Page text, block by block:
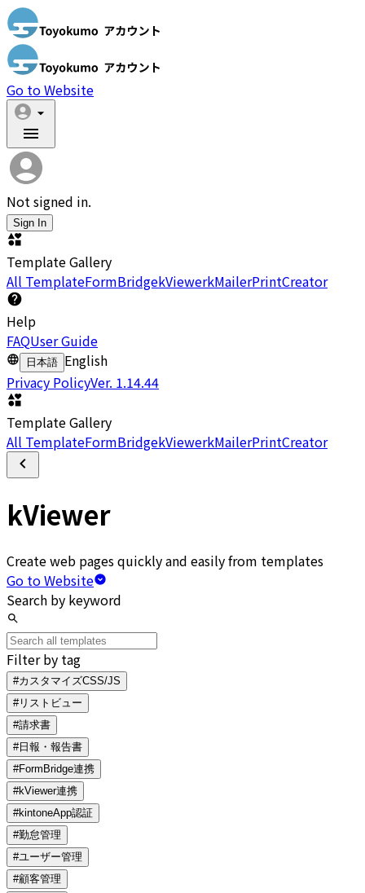
Go to Website
Not signed in.
Sign In
Template Gallery
All TemplateFormBridgekViewerkMailerPrintCreator
Help
FAQUser Guide
日本語 English
Privacy PolicyVer. 1.14.44
Template Gallery
All TemplateFormBridgekViewerkMailerPrintCreator
kViewer
Create web pages quickly and easily from templates
Go to Website
Search by keyword
Filter by tag
#カスタマイズCSS/JS
#リストビュー
#請求書
#日報・報告書
#FormBridge連携
#kViewer連携
#kintoneApp認証
#勤怠管理
#ユーザー管理
#顧客管理